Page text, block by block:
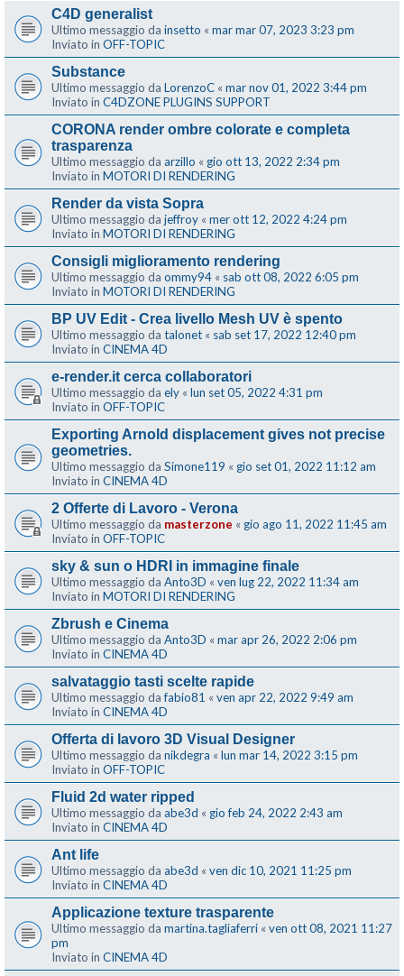
C4D generalist
Ultimo messaggio da insetto « mar mar 07, 2023 3:23 pm
Inviato in OFF-TOPIC
Substance
Ultimo messaggio da LorenzoC « mar nov 01, 2022 3:44 pm
Inviato in C4DZONE PLUGINS SUPPORT
CORONA render ombre colorate e completa
trasparenza
Ultimo messaggio da arzillo « gio ott 13, 2022 2:34 pm
Inviato in MOTORI DI RENDERING
Render da vista Sopra
Ultimo messaggio da jeffroy « mer ott 12, 2022 4:24 pm
Inviato in MOTORI DI RENDERING
Consigli miglioramento rendering
Ultimo messaggio da ommy94 « sab ott 08, 2022 6:05 pm
Inviato in MOTORI DI RENDERING
BP UV Edit - Crea livello Mesh UV è spento
Ultimo messaggio da talonet « sab set 17, 2022 12:40 pm
Inviato in CINEMA 4D
e-render.it cerca collaboratori
Ultimo messaggio da ely « lun set 05, 2022 4:31 pm
Inviato in OFF-TOPIC
Exporting Arnold displacement gives not precise
geometries.
Ultimo messaggio da Simone119 « gio set 01, 2022 11:12 am
Inviato in CINEMA 4D
2 Offerte di Lavoro - Verona
Ultimo messaggio da masterzone « gio ago 11, 2022 11:45 am
Inviato in OFF-TOPIC
sky & sun o HDRI in immagine finale
Ultimo messaggio da Anto3D « ven lug 22, 2022 11:34 am
Inviato in MOTORI DI RENDERING
Zbrush e Cinema
Ultimo messaggio da Anto3D « mar apr 26, 2022 2:06 pm
Inviato in CINEMA 4D
salvataggio tasti scelte rapide
Ultimo messaggio dafabio81 « ven apr 22, 2022 9:49 am
Inviato in CINEMA 4D
Offerta di lavoro 3D Visual Designer
Ultimo messaggio da nikdegra « lun mar 14, 2022 3:15 pm
Inviato in OFF-TOPIC
Fluid 2d water ripped
Ultimo messaggio da abe3d « gio feb 24, 2022 2:43 am
Inviato in CINEMA 4D
Ant life
Ultimo messaggio da abe3d « ven dic 10, 2021 11:25 pm
Inviato in CINEMA 4D
Applicazione texture trasparente
Ultimo messaggio da martina.tagliaferri « ven ott 08, 2021 11:27
pm
Inviato in CINEMA 4D